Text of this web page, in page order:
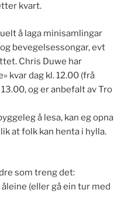
kvart.
å laga minisamlingar
bevegelsessongar, evt
Chris Duwe har
kvar dag kl. 12.00 (frå
og er anbefalt av Tro
å lesa, kan eg opna
at folk kan henta i hylla.
som treng det:
(eller gå ein tur med